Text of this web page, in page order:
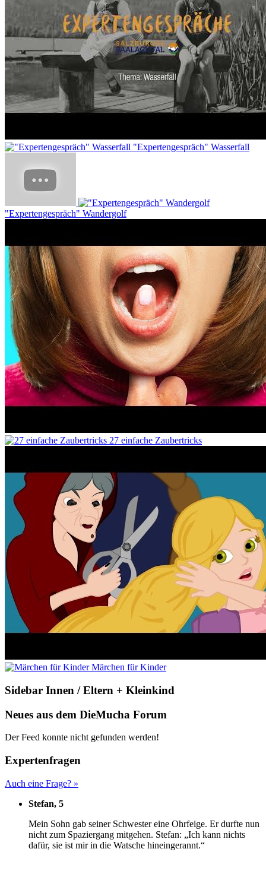
"Expertengespräch" Wasserfall
"Expertengespräch" Wandergolf
27 einfache Zaubertricks
Märchen für Kinder
Sidebar Innen / Eltern + Kleinkind
Neues aus dem DieMucha Forum
Der Feed konnte nicht gefunden werden!
Expertenfragen
Auch eine Frage? »
Stefan, 5
Mein Sohn gab seiner Schwester eine Ohrfeige. Er durfte nun
nicht zum Spaziergang mitgehen. Stefan: „Ich kann nichts
dafür, sie ist mir in die Watsche hineingerannt.“